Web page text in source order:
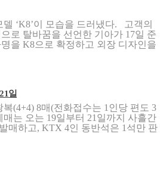
‘K8’이 모습을 드러냈다. 고객의
로 탈바꿈을 선언한 기아가 17일 준
을 K8으로 확정하고 외장 디자인을
일
(4+4) 8매(전화접수는 1인당 편도 3
는 오는 19일부터 21일까지 사흘간
매하고, KTX 4인 동반석은 1석만 판